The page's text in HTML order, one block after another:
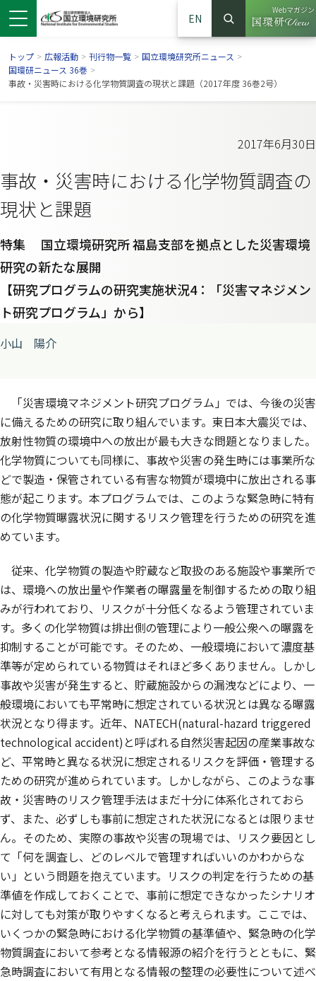
ドウで開きます）
ンドウで開きます）
ウインドウで開きます）
EN
サイト内検索
検索
Webマガジン
（別ウイ
トップ > 広報活動 > 刊行物一覧 > 国立環境研究所ニュース >
国環研ニュース 36巻 >
事故・災害時における化学物質調査の現状と課題（2017年度 36巻2号）
2017年6月30日
事故・災害時における化学物質調査の
現状と課題
特集 国立環境研究所 福島支部を拠点とした災害環境
研究の新たな展開
【研究プログラムの研究実施状況4：「災害マネジメン
ト研究プログラム」から】
小山 陽介
「災害環境マネジメント研究プログラム」では、今後の災害
に備えるための研究に取り組んでいます。東日本大震災では、
放射性物質の環境中への放出が最も大きな問題となりました。
化学物質についても同様に、事故や災害の発生時には事業所な
どで製造・保管されている有害な物質が環境中に放出される事
態が起こります。本プログラムでは、このような緊急時に特有
の化学物質曝露状況に関するリスク管理を行うための研究を進
めています。
従来、化学物質の製造や貯蔵など取扱のある施設や事業所で
は、環境への放出量や作業者の曝露量を制御するための取り組
みが行われており、リスクが十分低くなるよう管理されていま
す。多くの化学物質は排出側の管理により一般公衆への曝露を
抑制することが可能です。そのため、一般環境において濃度基
準等が定められている物質はそれほど多くありません。しかし
事故や災害が発生すると、貯蔵施設からの漏洩などにより、一
般環境においても平常時に想定されている状況とは異なる曝露
状況となり得ます。近年、NATECH(natural-hazard triggered
technological accident)と呼ばれる自然災害起因の産業事故な
ど、平常時と異なる状況に想定されるリスクを評価・管理する
ための研究が進められています。しかしながら、このような事
故・災害時のリスク管理手法はまだ十分に体系化されておら
ず、また、必ずしも事前に想定された状況になるとは限りませ
ん。そのため、実際の事故や災害の現場では、リスク要因とし
て「何を調査し、どのレベルで管理すればいいのかわからな
い」という問題を抱えています。リスクの判定を行うための基
準値を作成しておくことで、事前に想定できなかったシナリオ
に対しても対策が取りやすくなると考えられます。ここでは、
いくつかの緊急時における化学物質の基準値や、緊急時の化学
物質調査において参考となる情報源の紹介を行うとともに、緊
急時調査において有用となる情報の整理の必要性について述べ